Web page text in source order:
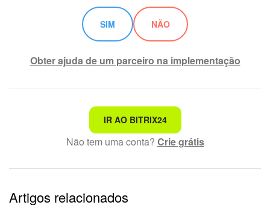
SIM NÃO
Obter ajuda de um parceiro na implementação
Não é o que estou procurando
Texto complexo e incompreensível
Informações estão desatualizadas
Explicação muito breve, preciso de mais informações
IR AO BITRIX24
Não tem uma conta? Crie grátis
Artigos relacionados